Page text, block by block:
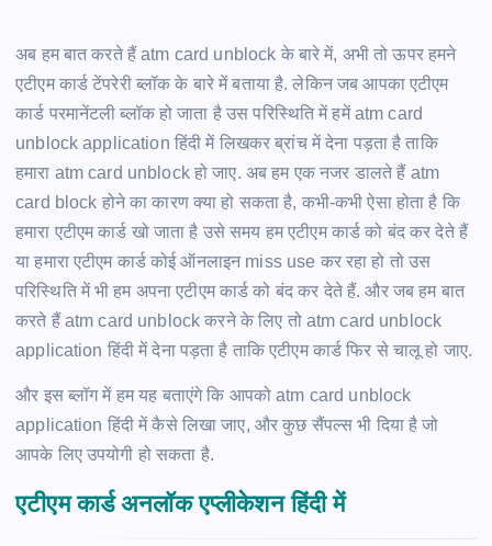
अब हम बात करते हैं atm card unblock के बारे में, अभी तो ऊपर हमने
एटीएम कार्ड टेंपरेरी ब्लॉक के बारे में बताया है. लेकिन जब आपका एटीएम
कार्ड परमानेंटली ब्लॉक हो जाता है उस परिस्थिति में हमें atm card
unblock application हिंदी में लिखकर ब्रांच में देना पड़ता है ताकि
हमारा atm card unblock हो जाए. अब हम एक नजर डालते हैं atm
card block होने का कारण क्या हो सकता है, कभी-कभी ऐसा होता है कि
हमारा एटीएम कार्ड खो जाता है उसे समय हम एटीएम कार्ड को बंद कर देते हैं
या हमारा एटीएम कार्ड कोई ऑनलाइन miss use कर रहा हो तो उस
परिस्थिति में भी हम अपना एटीएम कार्ड को बंद कर देते हैं. और जब हम बात
करते हैं atm card unblock करने के लिए तो atm card unblock
application हिंदी में देना पड़ता है ताकि एटीएम कार्ड फिर से चालू हो जाए.
और इस ब्लॉग में हम यह बताएंगे कि आपको atm card unblock
application हिंदी में कैसे लिखा जाए, और कुछ सैंपल्स भी दिया है जो
आपके लिए उपयोगी हो सकता है.
एटीएम कार्ड अनलॉक एप्लीकेशन हिंदी में